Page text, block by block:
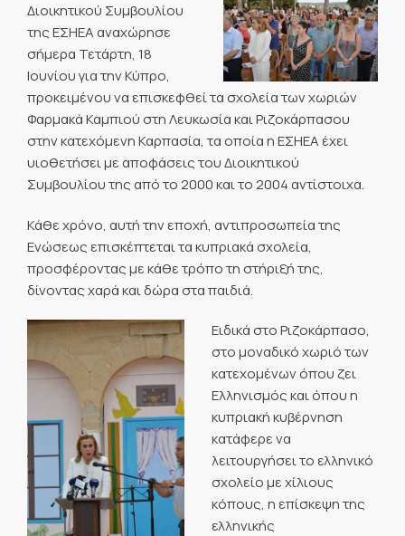
Διοικητικού Συμβουλίου
της ΕΣΗΕΑ αναχώρησε
σήμερα Τετάρτη, 18
Ιουνίου για την Κύπρο,
προκειμένου να επισκεφθεί τα σχολεία των χωριών
Φαρμακά Καμπιού στη Λευκωσία και Ριζοκάρπασου
στην κατεχόμενη Καρπασία, τα οποία η ΕΣΗΕΑ έχει
υιοθετήσει με αποφάσεις του Διοικητικού
Συμβουλίου της από το 2000 και το 2004 αντίστοιχα.
Κάθε χρόνο, αυτή την εποχή, αντιπροσωπεία της
Ενώσεως επισκέπτεται τα κυπριακά σχολεία,
προσφέροντας με κάθε τρόπο τη στήριξή της,
δίνοντας χαρά και δώρα στα παιδιά.
Ειδικά στο Ριζοκάρπασο,
στο μοναδικό χωριό των
κατεχομένων όπου ζει
Ελληνισμός και όπου η
κυπριακή κυβέρνηση
κατάφερε να
λειτουργήσει το ελληνικό
σχολείο με χίλιους
κόπους, η επίσκεψη της
ελληνικής